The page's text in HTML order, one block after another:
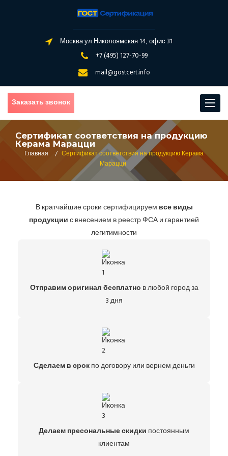
Москва ул Николоямская 14, офис 31
+7 (495) 127-70-99
mail@gostcert.info
Toggle
Заказать звонок
Сертификат соответствия на продукцию
Керама Марацци
Главная
/ Сертификат соответствия на продукцию Керама
Марацци
В кратчайшие сроки сертифицируем все виды
продукциис внесением в реестр ФСА и гарантией
легитимности
Отправим оригинал бесплатно в любой город за
3 дня
Сделаем в срокпо договору или вернем деньги
Делаем пресональные скидки постоянным
клиентам